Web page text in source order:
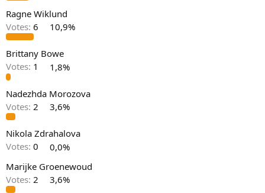
Ragne Wiklund
Votes: 6 10,9%
Brittany Bowe
Votes: 1 1,8%
Nadezhda Morozova
Votes: 2 3,6%
Nikola Zdrahalova
Votes: 0
0,0%
Marijke Groenewoud
Votes: 2 3,6%